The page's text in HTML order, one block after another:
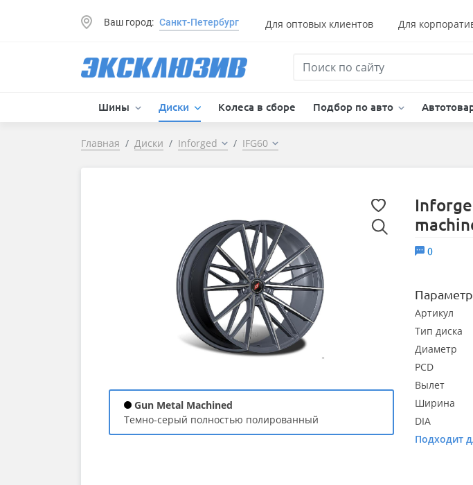
Ваш город: Санкт-Петербург Для оптовых клиентов Для
Шины Диски Колеса в сборе Подбор по авто
Главная Диски Inforged IFG60
Gun Metal Machined
темно-серый полностью полированный
0
Артикул
Тип диска
Диаметр
PCD
Вылет
Ширина
DIA
Подходит